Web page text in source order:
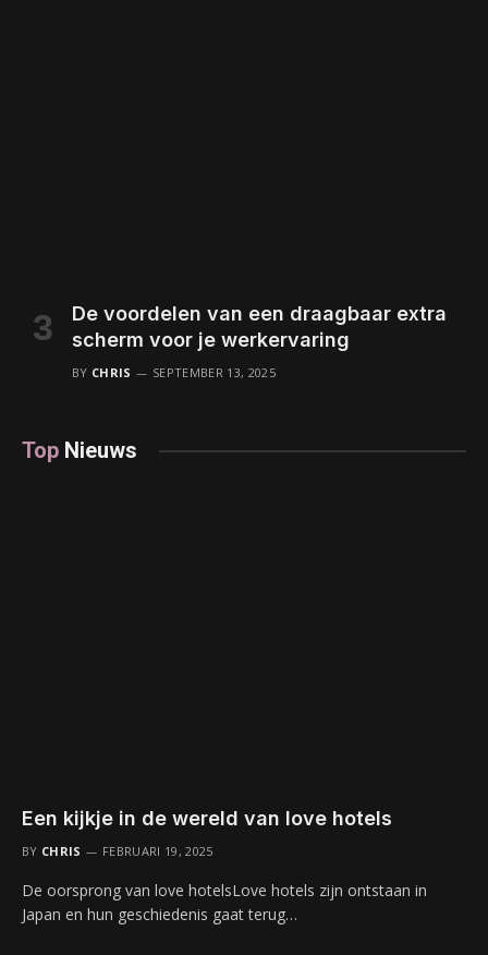
De voordelen van een draagbaar extra
scherm voor je werkervaring
BY CHRIS SEPTEMBER 13, 2025
Top Nieuws
Een kijkje in de wereld van love hotels
BY CHRIS FEBRUARI 19, 2025
De oorsprong van love hotelsLove hotels zijn ontstaan in
Japan en hun geschiedenis gaat terug…